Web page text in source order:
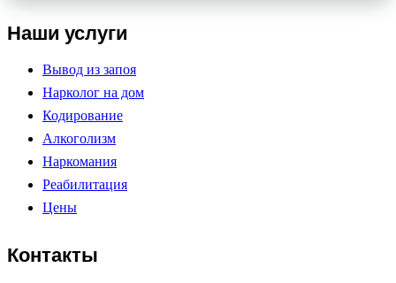
Наши услуги
Вывод из запоя
Нарколог на дом
Кодирование
Алкоголизм
Наркомания
Реабилитация
Цены
Контакты